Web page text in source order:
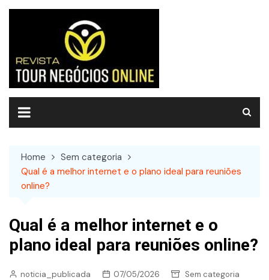
Skip
Home
Sem categoria
Qual é a melhor internet e o plano ideal para reuniões
online?
Qual é a melhor internet e o
plano ideal para reuniões online?
noticia_publicada 07/05/2026 Sem categoria